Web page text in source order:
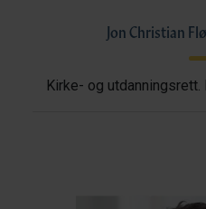
Jon Christian
Kirke- og